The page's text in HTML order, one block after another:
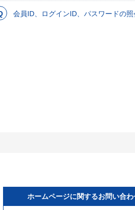
会員ID、ログインID、パスワードの照
ホームページに関するお問い合わ